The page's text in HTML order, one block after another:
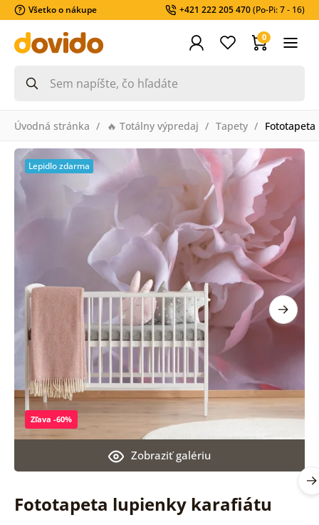
Všetko o nákupe +421 222 205 470(Po-Pi: 7 - 16)
0
Úvodná stránka 🔥 Totálny výpredaj Tapety
Fototapeta lupienky karafiátu
Zobraziť galériu
Zľava -60%
Lepidlo zdarma